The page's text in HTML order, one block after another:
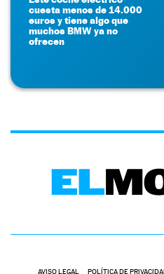
cuesta menos de 14.000
euros y tiene algo que
muchos BMW ya no
ofrecen
AVISO LEGAL POLÍTICA DE